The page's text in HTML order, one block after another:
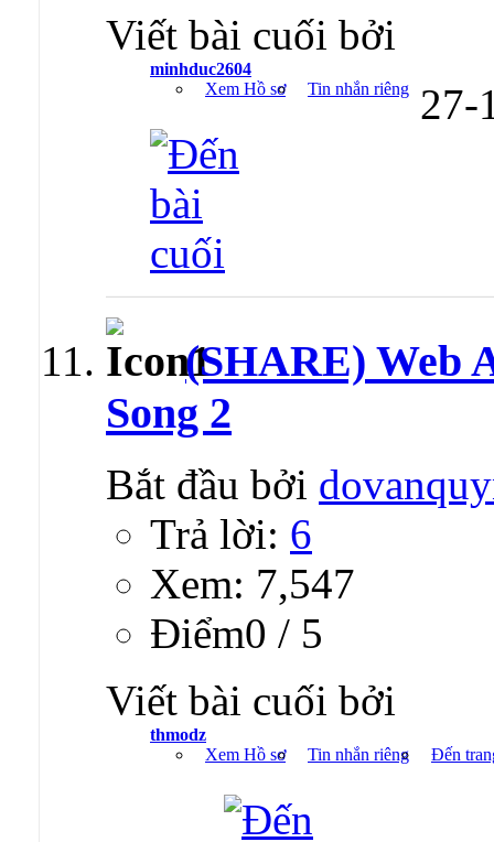
Viết bài cuối bởi
minhduc2604
Xem Hồ sơ
Tin nhắn riêng 27-
(SHARE) Web
Song 2
Bắt đầu bởi
Trả lời: 6
Xem: 7,547
Ðiểm0 / 5
Viết bài cuối bởi
thmodz
Xem Hồ sơ
Tin nhắn riêng Đến